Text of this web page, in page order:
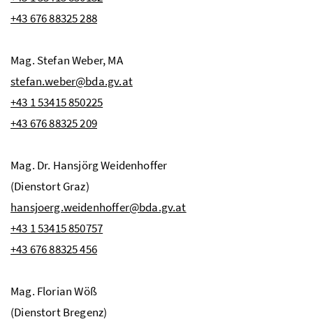
+43 676 88325 288
Mag. Stefan Weber,MA
stefan.weber@bda.gv.at
+43 1 53415 850225
+43 676 88325 209
Mag. Dr. HansjörgWeidenhoffer
(Dienstort Graz)
hansjoerg.weidenhoffer@bda.gv.at
+43 1 53415 850757
+43 676 88325 456
Mag. FlorianWöß
(Dienstort Bregenz)